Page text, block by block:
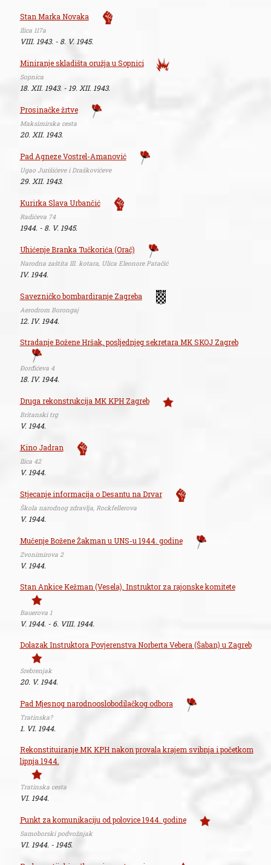
Stan Marka Novaka
Ilica 117a
VIII. 1943. - 8. V. 1945.
Miniranje skladišta oružja u Sopnici
Sopnica
18. XII. 1943. - 19. XII. 1943.
Prosinačke žrtve
Maksimirska cesta
20. XII. 1943.
Pad Agneze Vostrel-Amanović
Ugao Jurišićeve i Draškovićeve
29. XII. 1943.
Kurirka Slava Urbančić
Radićeva 74
1944. - 8. V. 1945.
Uhićenje Branka Tučkorića (Orač)
Narodna zaštita III. kotara, Ulica Eleonore Patačić
IV. 1944.
Savezničko bombardiranje Zagreba
Aerodrom Borongaj
12. IV. 1944.
Stradanje Božene Hršak, posljednjeg sekretara MK SKOJ Zagreb
Đorđićeva 4
18. IV. 1944.
Druga rekonstrukcija MK KPH Zagreb
Britanski trg
V. 1944.
Kino Jadran
Ilica 42
V. 1944.
Stjecanje informacija o Desantu na Drvar
Škola narodnog zdravlja, Rockfellerova
V. 1944.
Mučenje Božene Žakman u UNS-u 1944. godine
Zvonimirova 2
V. 1944.
Stan Ankice Kežman (Vesela), Instruktor za rajonske komitete
Bauerova 1
V. 1944. - 6. VIII. 1944.
Dolazak Instruktora Povjerenstva Norberta Vebera (Šaban) u Zagreb
Srebrenjak
20. V. 1944.
Pad Mjesnog narodnooslobodilačkog odbora
Tratinska?
1. VI. 1944.
Rekonstituiranje MK KPH nakon provala krajem svibnja i početkom
lipnja 1944.
Tratinska cesta
VI. 1944.
Punkt za komunikaciju od polovice 1944. godine
Samoborski podvožnjak
VI. 1944. - 1945.